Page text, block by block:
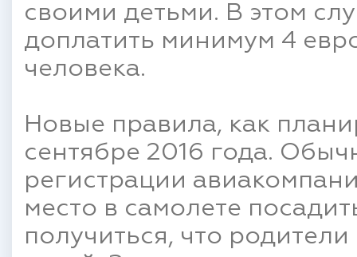
своими детьми. В этом
доплатить минимум 4
человека.
Новые правила, как
сентябре 2016 года.
регистрации
место в самолете
получиться, что